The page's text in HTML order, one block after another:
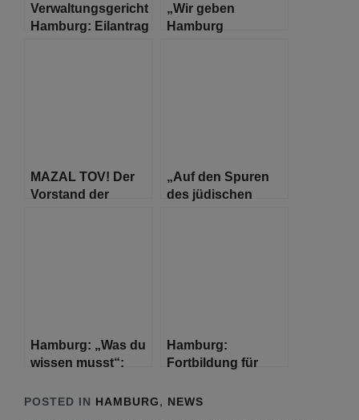
Verwaltungsgericht
Hamburg: Eilantrag
„Wir geben
Hamburg
MAZAL TOV! Der
Vorstand der
„Auf den Spuren
des jüdischen
Hamburg: „Was du
wissen musst“:
für junge Leute
Hamburg:
Fortbildung für
Entrepreneurship
POSTED IN HAMBURG, NEWS